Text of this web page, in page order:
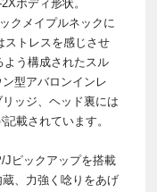
ボディ形状。
クメイプルネックに
ストレスを感じさせ
よう構成されたスル
型アバロンインレ
ッジ、ヘッド裏には
載されています。
Jピックアップを搭載
、力強く唸りをあげ